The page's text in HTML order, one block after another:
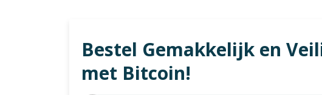
Bestel Gemakkelijk en
met Bitcoin!